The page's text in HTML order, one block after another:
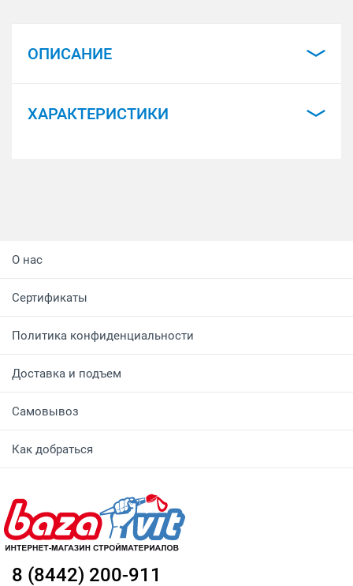
ОПИСАНИЕ
ХАРАКТЕРИСТИКИ
О нас
Сертификаты
Политика конфиденциальности
Доставка и подъем
Самовывоз
Как добраться
8 (8442) 200-911